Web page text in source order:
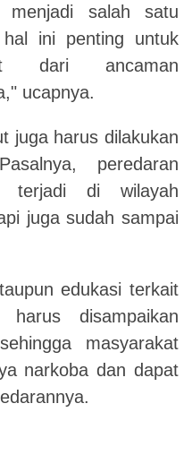
menjadi salah satu
ini penting untuk
dari ancaman
ucapnya.
juga harus dilakukan
peredaran
terjadi di wilayah
juga sudah sampai
edukasi terkait
disampaikan
masyarakat
narkoba dan dapat